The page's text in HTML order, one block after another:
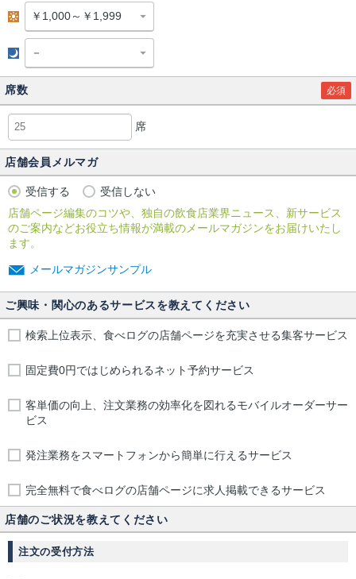
席数 必須
席
店舗会員メルマガ
受信する
受信しない
店舗ページ編集のコツや、独自の飲食店業界ニュース、新サービス
のご案内などお役立ち情報が満載のメールマガジンをお届けいたし
ます。
メールマガジンサンプル
ご興味・関心のあるサービスを教えてください
検索上位表示、食べログの店舗ページを充実させる集客サービス
固定費0円ではじめられるネット予約サービス
客単価の向上、注文業務の効率化を図れるモバイルオーダーサー
ビス
発注業務をスマートフォンから簡単に行えるサービス
完全無料で食べログの店舗ページに求人掲載できるサービス
店舗のご状況を教えてください
注文の受付方法